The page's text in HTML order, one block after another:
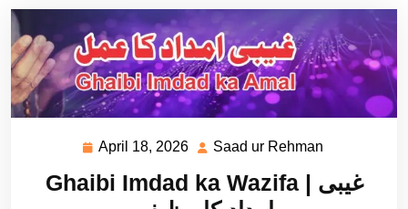
April 18, 2026 April
2026
Saad ur Rehman
Rehman
Ghaibi Imdad ka Wazifa | غیبی